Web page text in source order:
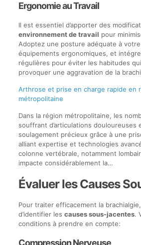
Ergonomie au Travail
Il est essentiel d’apporter des
environnement de travail pour
Adoptez une posture adéquate à
équipements ergonomiques, et
régulières pour éviter les habitudes
provoquer une aggravation de la
Arthrose et prise en charge rapide en
métropolitaine
Dans la région métropolitaine, les
souffrant d’articulations douloureuses
soulagement précieux grâce à une
alliant expertise et technologies
colonne vertébrale, notamment
impacte considérablement la…
Évaluer les Causes
Pour traiter efficacement la
d’identifier les causes sous-jacentes.
conditions à prendre en compte:
Compression Nerveuse